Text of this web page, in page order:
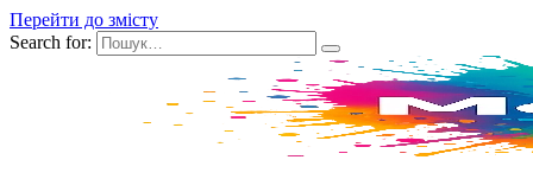
Перейти до змісту
Search for: